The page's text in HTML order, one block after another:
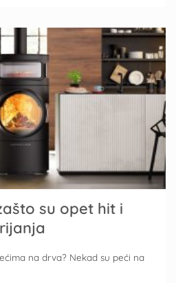
su opet hit i
na drva? Nekad su peći na